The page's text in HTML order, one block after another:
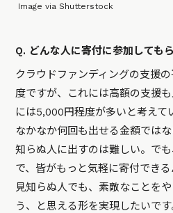
Image via Shutterstock
Q. どんな人に寄付に参加しても
クラウドファンディングの支援
度ですが、これには高額の支援
には5,000円程度が多いと考えて
なかなか何回も出せる金額では
知らぬ人に出すのは難しい。で
で、皆がもっと気軽に寄付できる
見知らぬ人でも、素敵なことを
う、と思える形を実現したいです